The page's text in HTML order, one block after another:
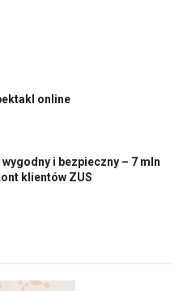
online
i bezpieczny – 7 mln
klientów ZUS